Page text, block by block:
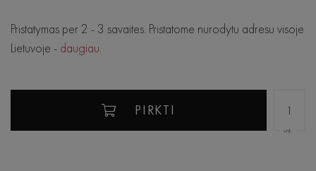
Pristatymas per 2 - 3 savaites. Pristatome nurodytu adresu visoje
Lietuvoje - daugiau.
PIRKTI
vnt.